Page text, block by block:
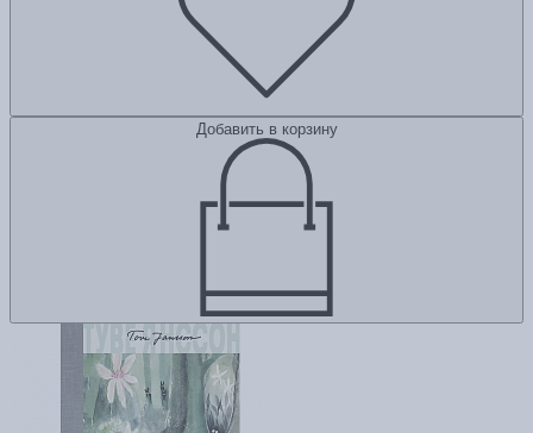
Добавить в корзину